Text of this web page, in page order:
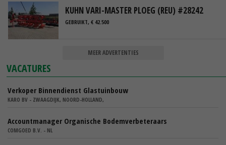
KUHN VARI-MASTER PLOEG (REU) #28242
GEBRUIKT, € 42.500
MEER ADVERTENTIES
VACATURES
Verkoper Binnendienst Glastuinbouw
KARO BV - ZWAAGDIJK, NOORD-HOLLAND,
Accountmanager Organische Bodemverbeteraars
COMGOED B.V. - NL